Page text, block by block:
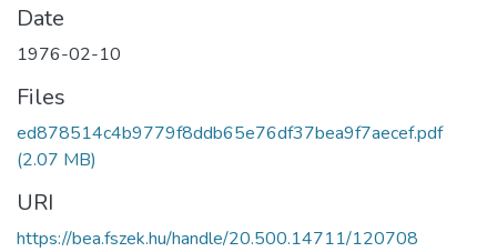
Date
1976-02-10
Files
ed878514c4b9779f8ddb65e76df37bea9f7aecef.pdf
(2.07 MB)
URI
https://bea.fszek.hu/handle/20.500.14711/120708